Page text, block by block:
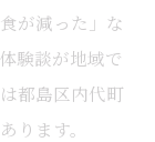
が減った」な
験談が地域で
都島区内代町
ります。